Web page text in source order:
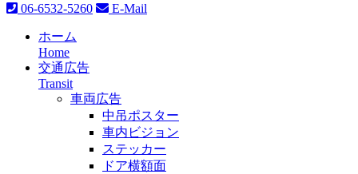
06-6532-5260 E-Mail
ホーム
Home
交通広告
Transit
車両広告
中吊ポスター
車内ビジョン
ステッカー
ドア横額面